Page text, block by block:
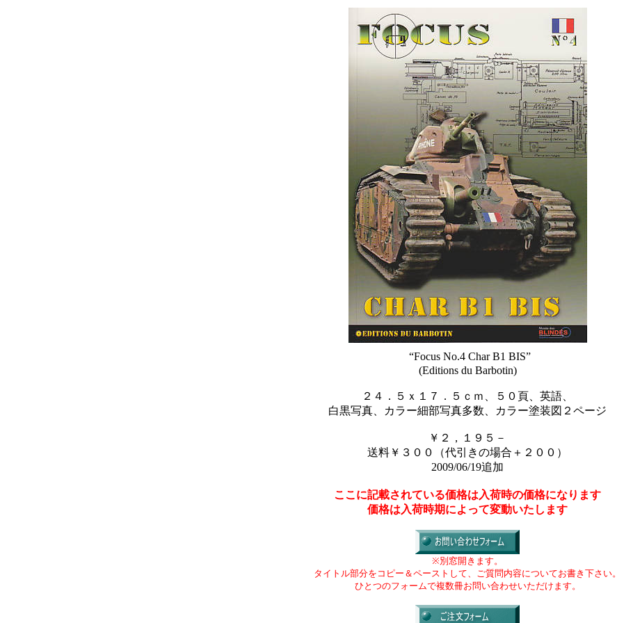
“Focus No.4 Char B1 BIS”
(Editions du Barbotin)
２４．５ｘ１７．５ｃｍ、５０頁、英語、
白黒写真、カラー細部写真多数、カラー塗装図２ページ
￥２，１９５－
送料￥３００（代引きの場合＋２００）
2009/06/19追加
ここに記載されている価格は入荷時の価格になります
価格は入荷時期によって変動いたします
※別窓開きます。
タイトル部分をコピー＆ペーストして、ご質問内容についてお書き下さい。
ひとつのフォームで複数冊お問い合わせいただけます。